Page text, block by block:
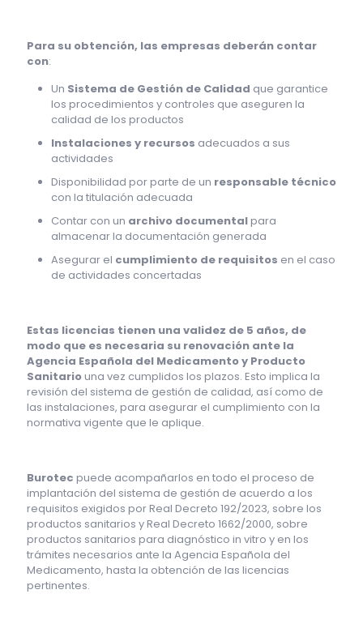
Para su obtención, las empresas deberán contar
con:
Un Sistema de Gestión de Calidad que garantice
los procedimientos y controles que aseguren la
calidad de los productos
Instalaciones y recursos adecuados a sus
actividades
Disponibilidad por parte de un responsable técnico
con la titulación adecuada
Contar con un archivo documentalpara
almacenar la documentación generada
Asegurar el cumplimiento de requisitos en el caso
de actividades concertadas
Estas licencias tienen una validez de 5 años, de
modo que es necesaria su renovación ante la
Agencia Española del Medicamento y Producto
Sanitariouna vez cumplidos los plazos. Esto implica la
revisión del sistema de gestión de calidad, así como de
las instalaciones, para asegurar el cumplimiento con la
normativa vigente que le aplique.
Burotec puede acompañarlos en todo el proceso de
implantación del sistema de gestión de acuerdo a los
requisitos exigidos por Real Decreto 192/2023, sobre los
productos sanitarios y Real Decreto 1662/2000, sobre
productos sanitarios para diagnóstico in vitro y en los
trámites necesarios ante la Agencia Española del
Medicamento, hasta la obtención de las licencias
pertinentes.